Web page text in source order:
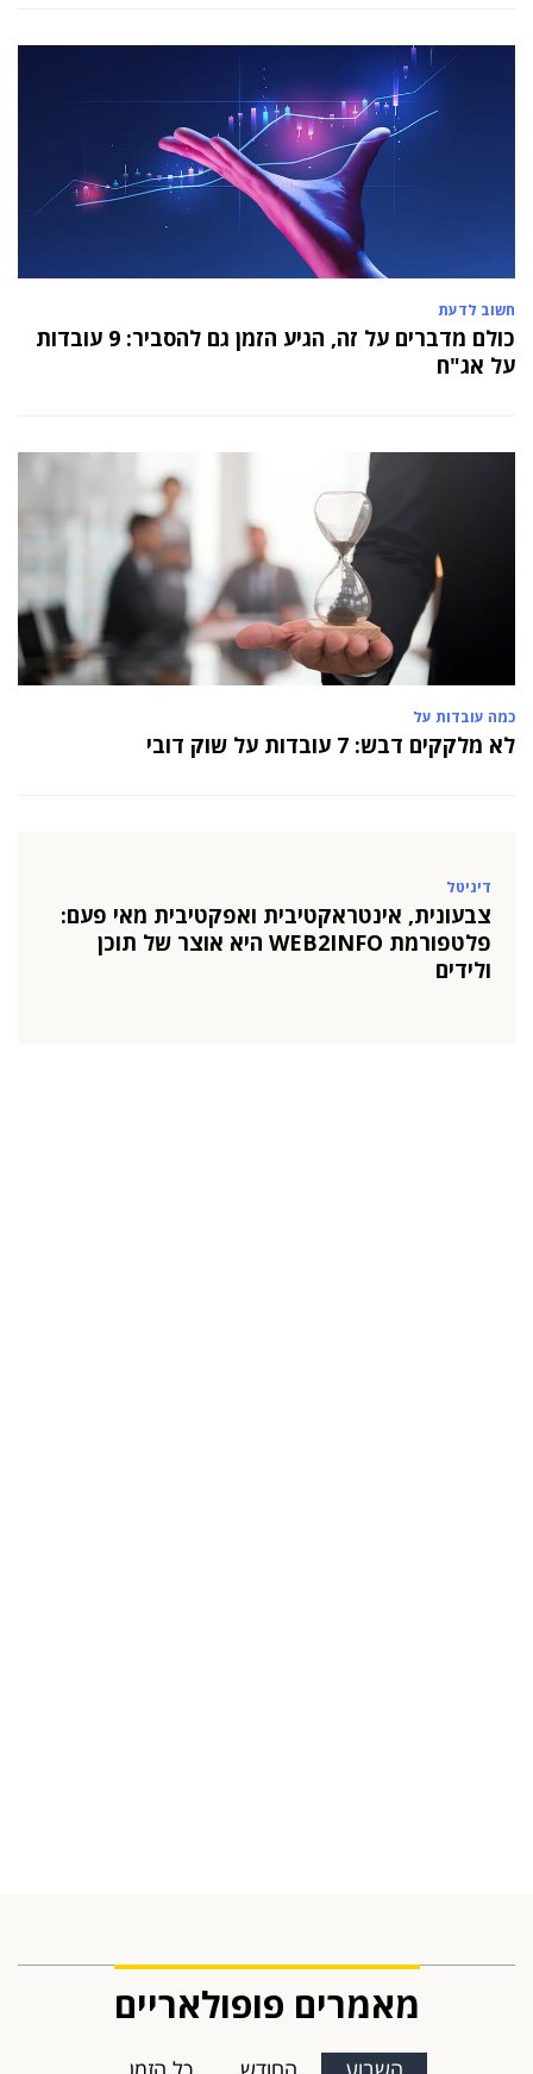
חשוב לדעת
כולם מדברים על זה, הגיע הזמן גם להסביר: 9 עובדות
על אג"ח
כמה עובדות על
לא מלקקים דבש: 7 עובדות על שוק דובי
דיגיטל
צבעונית, אינטראקטיבית ואפקטיבית מאי פעם:
פלטפורמת WEB2INFO היא אוצר של תוכן
ולידים
מאמרים פופולאריים